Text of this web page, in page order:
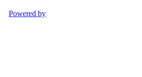
Mirador